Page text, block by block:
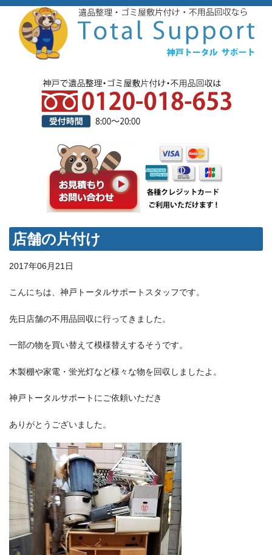
店舗の片付け
2017年06月21日
こんにちは、神戸トータルサポートスタッフです。
先日店舗の不用品回収に行ってきました。
一部の物を買い替えて模様替えするそうです。
木製棚や家電・蛍光灯など様々な物を回収しましたよ。
神戸トータルサポートにご依頼いただき
ありがとうございました。